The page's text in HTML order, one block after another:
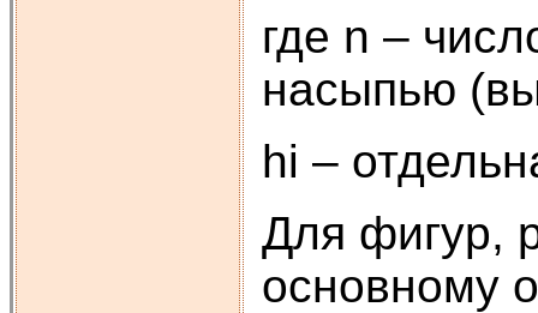
где n –
насыпью
hi –
Для фигур,
основному